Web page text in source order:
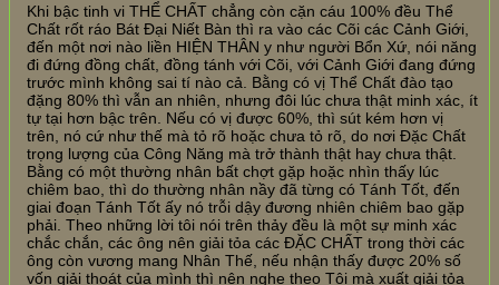
Khi bậc tinh vi THỂ CHẤT chẳng còn cặn cáu 100% đều Thể
Chất rốt ráo Bát Đại Niết Bàn thì ra vào các Cõi các Cảnh Giới,
đến một nơi nào liền HIỆN THÂN y như người Bổn Xứ, nói năng
đi đứng đồng chất, đồng tánh với Cõi, với Cảnh Giới đang đứng
trước mình không sai tí nào cả. Bằng có vị Thể Chất đào tạo
đặng 80% thì vẫn an nhiên, nhưng đôi lúc chưa thật minh xác, ít
tự tại hơn bậc trên. Nếu có vị được 60%, thì sút kém hơn vị
trên, nó cứ như thế mà tỏ rõ hoặc chưa tỏ rõ, do nơi Đặc Chất
trọng lượng của Công Năng mà trở thành thật hay chưa thật.
Bằng có một thường nhân bất chợt gặp hoặc nhìn thấy lúc
chiêm bao, thì do thường nhân nầy đã từng có Tánh Tốt, đến
giai đoạn Tánh Tốt ấy nó trỗi dậy đương nhiên chiêm bao gặp
phải. Theo những lời tôi nói trên thảy đều là một sự minh xác
chắc chắn, các ông nên giải tỏa các ĐẶC CHẤT trong thời các
ông còn vương mang Nhân Thế, nếu nhận thấy được 20% số
vốn giải thoát của mình thì nên nghe theo Tôi mà xuất giải tỏa